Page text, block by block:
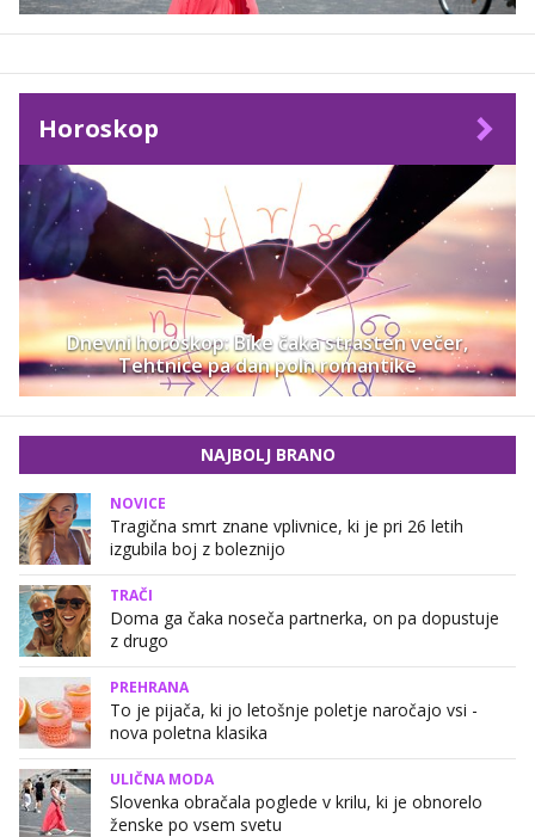
Horoskop
Dnevni horoskop: Bike čaka strasten večer,
Tehtnice pa dan poln romantike
NAJBOLJ BRANO
NOVICE
Tragična smrt znane vplivnice, ki je pri 26 letih
izgubila boj z boleznijo
TRAČI
Doma ga čaka noseča partnerka, on pa dopustuje
z drugo
PREHRANA
To je pijača, ki jo letošnje poletje naročajo vsi -
nova poletna klasika
ULIČNA MODA
Slovenka obračala poglede v krilu, ki je obnorelo
ženske po vsem svetu